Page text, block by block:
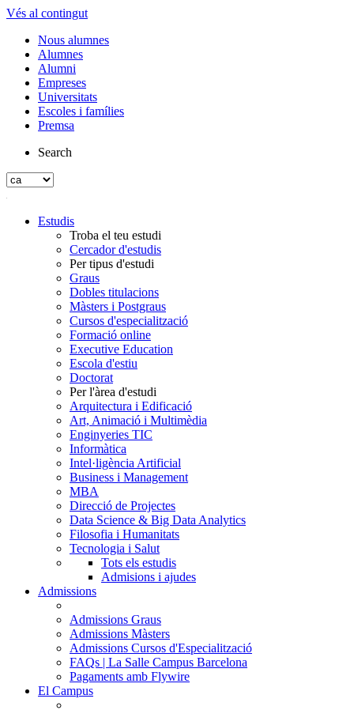
Vés al contingut
Nous alumnes
Alumnes
Alumni
Empreses
Universitats
Escoles i famílies
Premsa
Search
Estudis
Troba el teu estudi
Cercador d'estudis
Per tipus d'estudi
Graus
Dobles titulacions
Màsters i Postgraus
Cursos d'especialització
Formació online
Executive Education
Escola d'estiu
Doctorat
Per l'àrea d'estudi
Arquitectura i Edificació
Art, Animació i Multimèdia
Enginyeries TIC
Informàtica
Intel·ligència Artificial
Business i Management
MBA
Direcció de Projectes
Data Science & Big Data Analytics
Filosofia i Humanitats
Tecnologia i Salut
Tots els estudis
Admisions i ajudes
Admissions
Admissions Graus
Admissions Màsters
Admissions Cursos d'Especialització
FAQs | La Salle Campus Barcelona
Pagaments amb Flywire
El Campus